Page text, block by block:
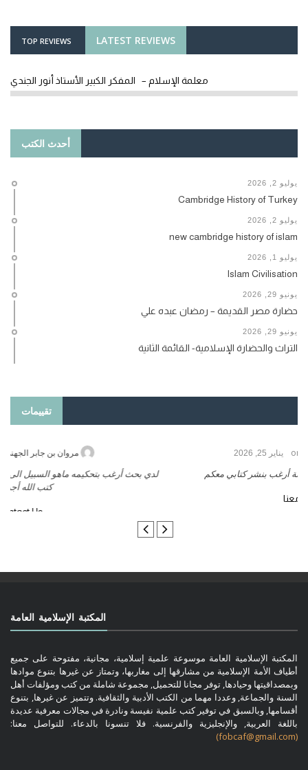
LATEST REVIEWS
TOP REVIEWS
معلمة الإسلام – المفكر الكبير الأستاذ أنور الجندي
أحدث الكتب
يوليو 2, 2026
Cambridge History of Turkey
يوليو 2, 2026
new cambridge history of islam
يوليو 1, 2026
Islam Civilisation
يونيو 29, 2026
حضارة مصر القديمة – رمضان عبده علي
يونيو 29, 2026
التراث والحضارة الإسلامية- القائمة الثانية
تقييمات
السلام عليكم ورحمة الله وبركاتة أرغب بنشر كتابي معكم
المكتبة الإسلامية العامة
المكتبة الإسلامية العامة موسوعة علمية إسلامية، مجانية، مفتوحة على جميع
أطياف الأمة الإسلامية من مشارقها إلى مغاربها، وتمتاز عن غيرها بتنوع موادها
وبمصداقيتها وحيادها, توفر مجانا للتحميل, مجموعة شاملة من كتب ومؤلفات أهل
السنة والجماعة, وعددا مهما من الكتب الأدبية والثقافية. وتتميز عن غيرها, بتنوع
أقسامها, وبالسبق في توفير كتب علمية نفيسة ونادرة في مجالات معرفية عديدة
باللغة العربية, والإنجليزية والفرنسية. فلا تنسونا بالدعاء. للتواصل معنا:
(fobcaf@gmail.com)